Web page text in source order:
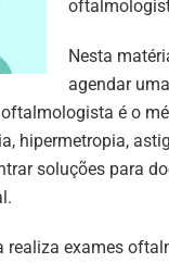
Nesta
agendar
é o
hipermetropia,
soluções para
exames